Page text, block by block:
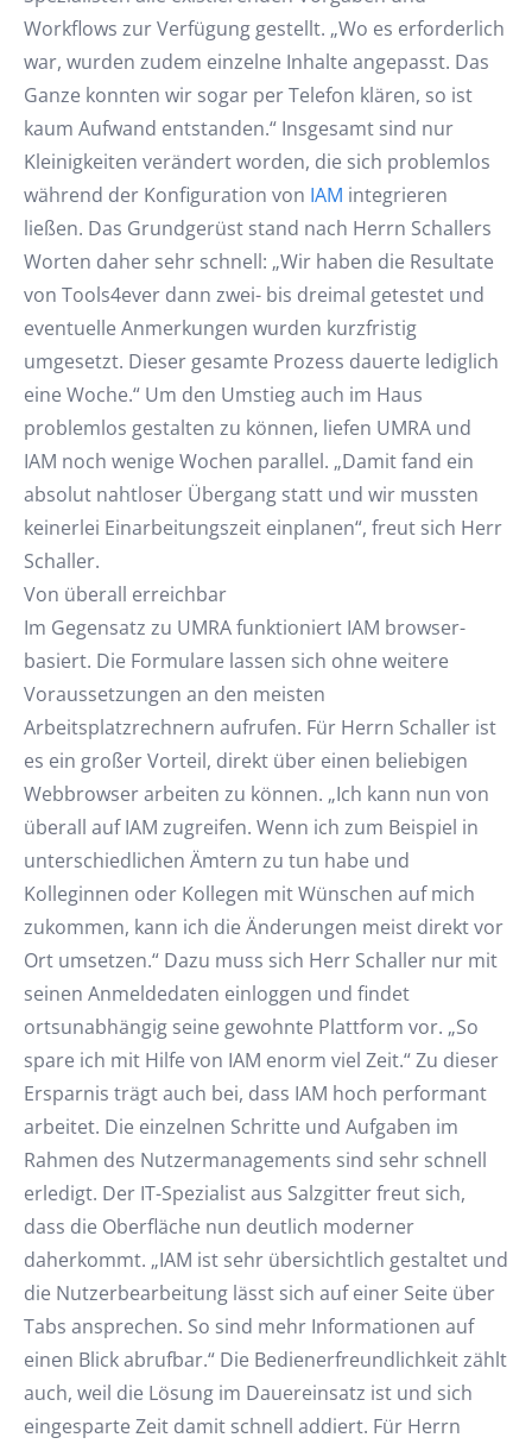
Workflows zur Verfügung gestellt. „Wo es erforderlich
war, wurden zudem einzelne Inhalte angepasst. Das
Ganze konnten wir sogar per Telefon klären, so ist
kaum Aufwand entstanden.“ Insgesamt sind nur
Kleinigkeiten verändert worden, die sich problemlos
während der Konfiguration von IAM integrieren
ließen. Das Grundgerüst stand nach Herrn Schallers
Worten daher sehr schnell: „Wir haben die Resultate
von Tools4ever dann zwei- bis dreimal getestet und
eventuelle Anmerkungen wurden kurzfristig
umgesetzt. Dieser gesamte Prozess dauerte lediglich
eine Woche.“ Um den Umstieg auch im Haus
problemlos gestalten zu können, liefen UMRA und
IAM noch wenige Wochen parallel. „Damit fand ein
absolut nahtloser Übergang statt und wir mussten
keinerlei Einarbeitungszeit einplanen“, freut sich Herr
Schaller.
Von überall erreichbar
Im Gegensatz zu UMRA funktioniert IAM browser-
basiert. Die Formulare lassen sich ohne weitere
Voraussetzungen an den meisten
Arbeitsplatzrechnern aufrufen. Für Herrn Schaller ist
es ein großer Vorteil, direkt über einen beliebigen
Webbrowser arbeiten zu können. „Ich kann nun von
überall auf IAM zugreifen. Wenn ich zum Beispiel in
unterschiedlichen Ämtern zu tun habe und
Kolleginnen oder Kollegen mit Wünschen auf mich
zukommen, kann ich die Änderungen meist direkt vor
Ort umsetzen.“ Dazu muss sich Herr Schaller nur mit
seinen Anmeldedaten einloggen und findet
ortsunabhängig seine gewohnte Plattform vor. „So
spare ich mit Hilfe von IAM enorm viel Zeit.“ Zu dieser
Ersparnis trägt auch bei, dass IAM hoch performant
arbeitet. Die einzelnen Schritte und Aufgaben im
Rahmen des Nutzermanagements sind sehr schnell
erledigt. Der IT-Spezialist aus Salzgitter freut sich,
dass die Oberfläche nun deutlich moderner
daherkommt. „IAM ist sehr übersichtlich gestaltet und
die Nutzerbearbeitung lässt sich auf einer Seite über
Tabs ansprechen. So sind mehr Informationen auf
einen Blick abrufbar.“ Die Bedienerfreundlichkeit zählt
auch, weil die Lösung im Dauereinsatz ist und sich
eingesparte Zeit damit schnell addiert. Für Herrn